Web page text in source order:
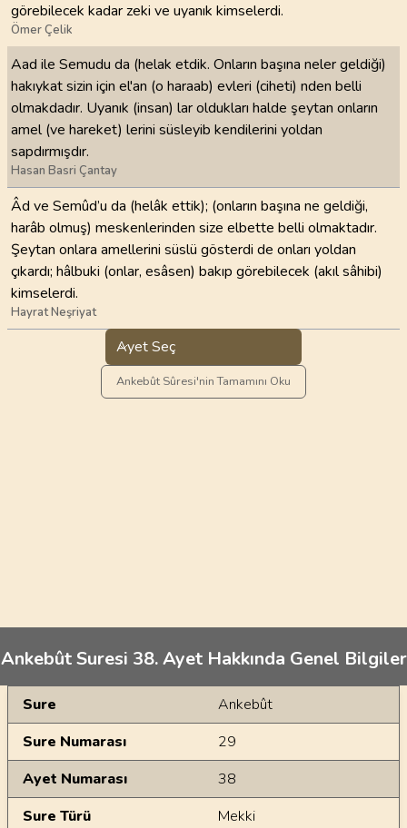
görebilecek kadar zeki ve uyanık kimselerdi.
Ömer Çelik
Aad ile Semudu da (helak etdik. Onların başına neler geldiği)
hakıykat sizin için el'an (o haraab) evleri (ciheti) nden belli
olmakdadır. Uyanık (insan) lar oldukları halde şeytan onların
amel (ve hareket) lerini süsleyib kendilerini yoldan
sapdırmışdır.
Hasan Basri Çantay
Âd ve Semûd’u da (helâk ettik); (onların başına ne geldiği,
harâb olmuş) meskenlerinden size elbette belli olmaktadır.
Şeytan onlara amellerini süslü gösterdi de onları yoldan
çıkardı; hâlbuki (onlar, esâsen) bakıp görebilecek (akıl sâhibi)
kimselerdi.
Hayrat Neşriyat
Ayet Seç
Ankebût Sûresi'nin Tamamını Oku
Ankebût Suresi 38. Ayet Hakkında Genel Bilgiler
Genel Bilgiler
Sure
Ankebût
Sure Numarası
29
Ayet Numarası
38
Sure Türü
Mekki